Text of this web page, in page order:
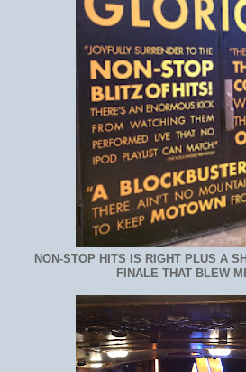
NON-STOP HITS IS RIGHT PLUS A
FINALE THAT BLEW